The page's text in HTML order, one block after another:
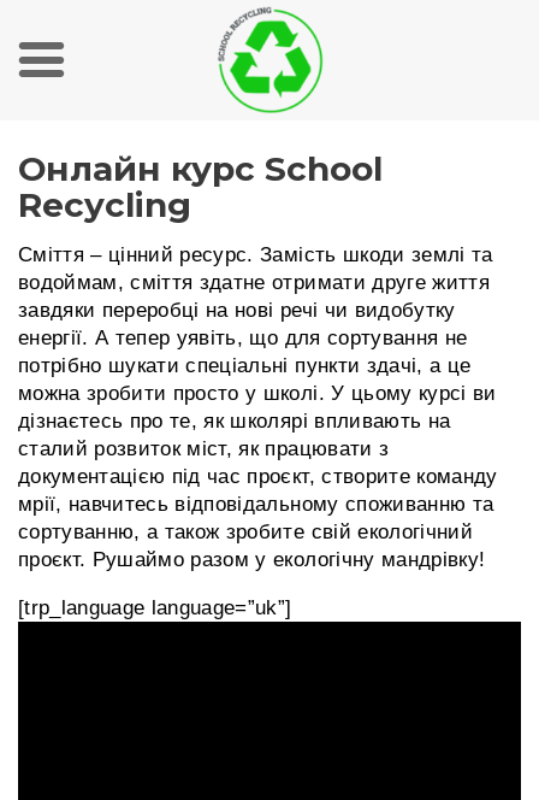
О
Н
Л
А
Й
Н
К
У
Р
С
S
C
H
O
Онлайн курс School
Recycling
Сміття – цінний ресурс. Замість шкоди землі та
водоймам, сміття здатне отримати друге життя
завдяки переробці на нові речі чи видобутку
енергії. А тепер уявіть, що для сортування не
потрібно шукати спеціальні пункти здачі, а це
можна зробити просто у школі. У цьому курсі ви
дізнаєтесь про те, як школярі впливають на
сталий розвиток міст, як працювати з
документацією під час проєкт, створите команду
мрії, навчитесь відповідальному споживанню та
сортуванню, а також зробите свій екологічний
проєкт. Рушаймо разом у екологічну мандрівку!
[trp_language language=”uk”]